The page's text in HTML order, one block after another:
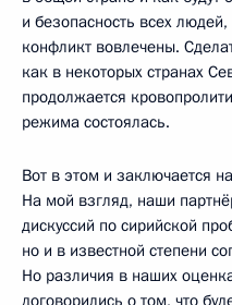
и безопасность всех
конфликт вовлечены.
как в некоторых странах
продолжается
режима состоялась.
Вот в этом и заключается
На мой взгляд, наши
дискуссий по сирийской
но и в известной степени
Но различия в наших
договорились о том, что